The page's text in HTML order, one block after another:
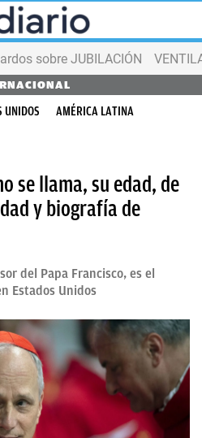
sobre JUBILACIÓN
UNIDOS AMÉRICA LATINA
se llama, su edad, de
y biografía de
del Papa Francisco, es el
Estados Unidos